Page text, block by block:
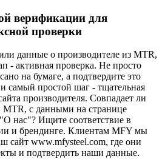
верификации для
проверки
данные о производителе из MTR,
- активная проверка. Не просто
на бумаге, а подтвердите это
самый простой шаг - тщательная
производителя. Совпадает ли
MTR, с данными на странице
нас"? Ищите соответствие в
и брендинге. Клиентам MFY мы
сайт www.mfysteel.com, где они
и подтвердить наши данные.